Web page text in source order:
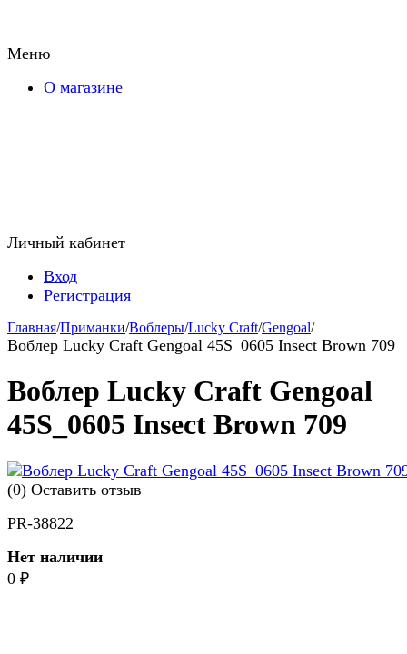
Меню
О магазине
Личный кабинет
Вход
Регистрация
Главная/Приманки/Воблеры/Lucky Craft/Gengoal/
Воблер Lucky Craft Gengoal 45S_0605 Insect Brown 709
Воблер Lucky Craft Gengoal
45S_0605 Insect Brown 709
(0) Оставить отзыв
PR-38822
Нет наличии
0 ₽